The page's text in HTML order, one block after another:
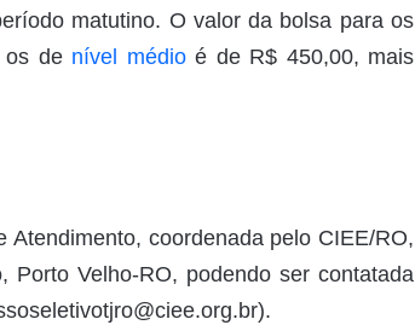
matutino. O valor da bolsa para os
os de nível médioé de R$ 450,00, mais
coordenada pelo CIEE/RO,
Velho-RO, podendo ser contatada
).